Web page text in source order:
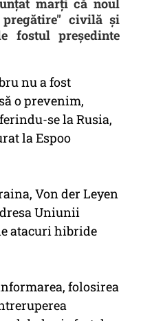
marţi că noul
pregătire" civilă şi
fostul preşedinte
nu a fost
o prevenim,
se la Rusia,
la Espoo
Von der Leyen
Uniunii
atacuri hibride
folosirea